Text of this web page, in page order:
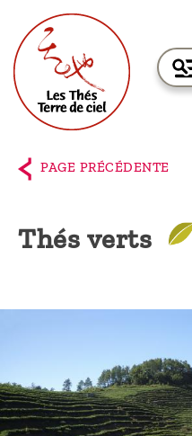
Accueil
La
Terre de
Ciel
Qui
sommes-
PAGE PRÉCÉDENTE
Thés verts